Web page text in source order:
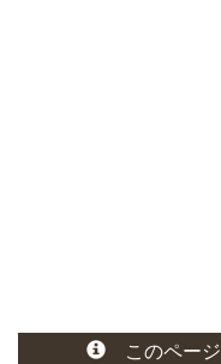
このページ